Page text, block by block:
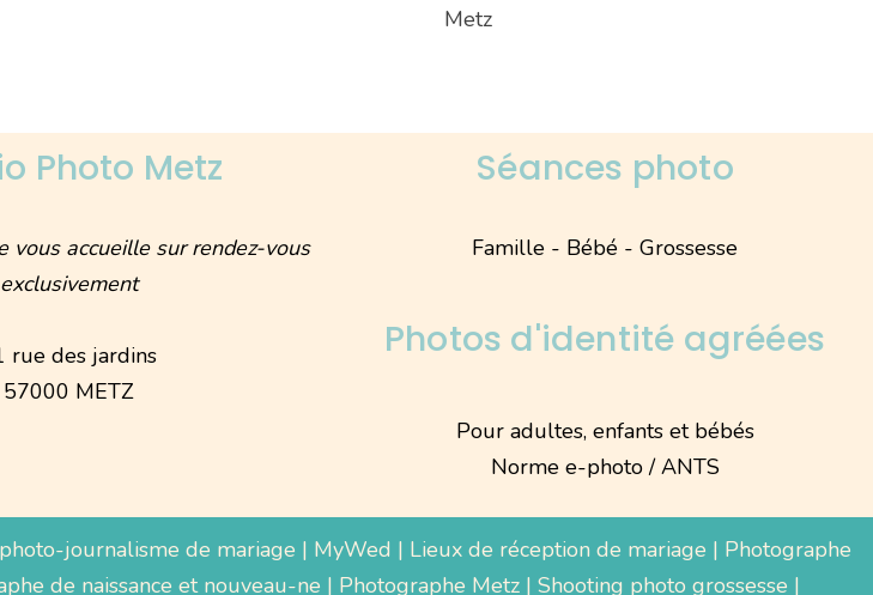
Metz
Photo Metz
vous accueille sur rendez-vous
exclusivement
rue des jardins
57000 METZ
Séances photo
Famille - Bébé - Grossesse
Photos d'identité agréées
Pour adultes, enfants et bébés
Norme e-photo / ANTS
journalisme de mariage | MyWed | Lieux de réception de mariage | Photographe
de naissance et nouveau-ne | Photographe Metz | Shooting photo grossesse |